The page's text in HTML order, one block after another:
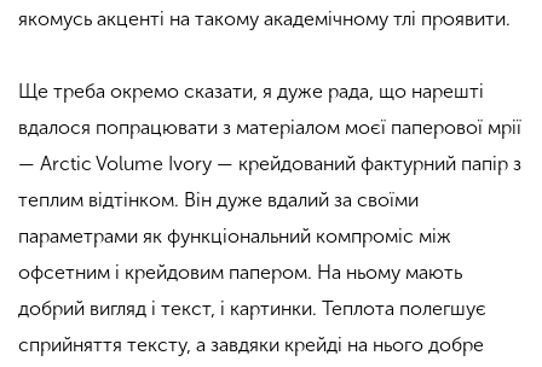
якомусь акценті на такому академічному тлі проявити.
Ще треба окремо сказати, я дуже рада, що нарешті
вдалося попрацювати з матеріалом моєї паперової мрії
— Arctic Volume Ivory — крейдований фактурний папір з
теплим відтінком. Він дуже вдалий за своїми
параметрами як функціональний компроміс між
офсетним і крейдовим папером. На ньому мають
добрий вигляд і текст, і картинки. Теплота полегшує
сприйняття тексту, а завдяки крейді на нього добре